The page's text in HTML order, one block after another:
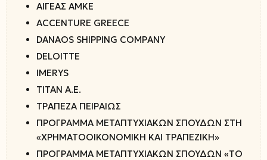
ΑΙΓΕΑΣ ΑΜΚΕ
ACCENTURE GREECE
DANAOS SHIPPING COMPANY
DELOITTE
IMERYS
ΤΙΤΑΝ Α.Ε.
ΤΡΑΠΕΖΑ ΠΕΙΡΑΙΩΣ
ΠΡΟΓΡΑΜΜΑ ΜΕΤΑΠΤΥΧΙΑΚΩΝ ΣΠΟΥΔΩΝ ΣΤΗ
«ΧΡΗΜΑΤΟΟΙΚΟΝΟΜΙΚΗ ΚΑΙ ΤΡΑΠΕΖΙΚΗ»
ΠΡΟΓΡΑΜΜΑ ΜΕΤΑΠΤΥΧΙΑΚΩΝ ΣΠΟΥΔΩΝ «ΤΟ